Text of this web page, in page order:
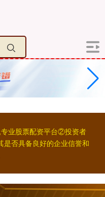
业股票配资平台②投资者
是否具备良好的企业信誉和